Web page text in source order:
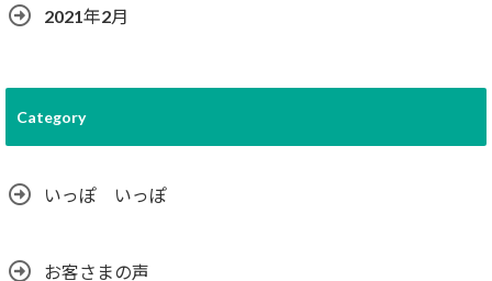
2021年2月
Category
いっぽ いっぽ
お客さまの声